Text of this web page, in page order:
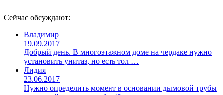
Сейчас обсуждают:
Владимир
19.09.2017
Добрый день. В многоэтажном доме на чердаке нужно
установить унитаз, но есть тол …
Лидия
23.06.2017
Нужно определить момент в основании дымовой трубы